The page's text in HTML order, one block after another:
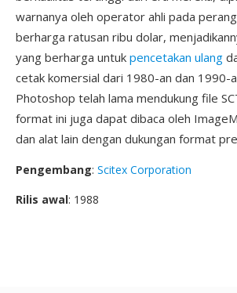
warnanya oleh operator ahli pada
berharga ratusan ribu dolar,
yang berharga untuk pencetakan ulang
cetak komersial dari 1980-an dan 1990-
Photoshop telah lama mendukung file
format ini juga dapat dibaca oleh
dan alat lain dengan dukungan format
Pengembang: Scitex Corporation
Rilis awal: 1988